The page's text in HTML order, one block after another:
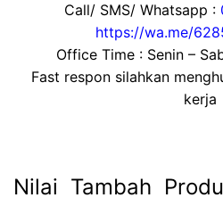
Call/ SMS/ Whatsapp :
https://wa.me/
Office Time : Senin –
Fast respon silahkan
kerja
Nilai Tambah